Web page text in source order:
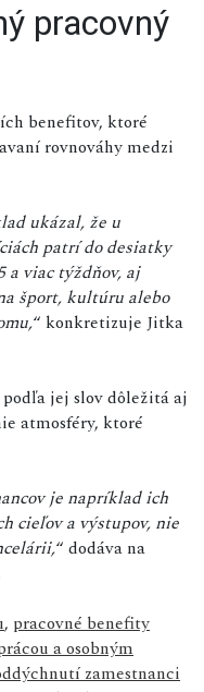
pracovný
benefitov, ktoré
rovnováhy medzi
ukázal, že u
patrí do desiatky
a viac týždňov, aj
šport, kultúru alebo
“ konkretizuje Jitka
jej slov dôležitá aj
atmosféry, ktoré
je napríklad ich
cieľov a výstupov, nie
“ dodáva na
, pracovné benefity
a osobným
zamestnanci